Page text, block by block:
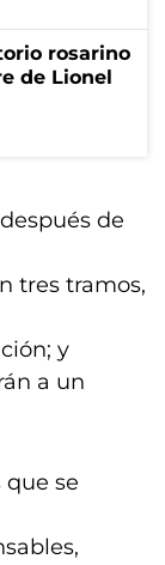
rosarino
de Lionel
de
tres tramos,
y
a un
que se